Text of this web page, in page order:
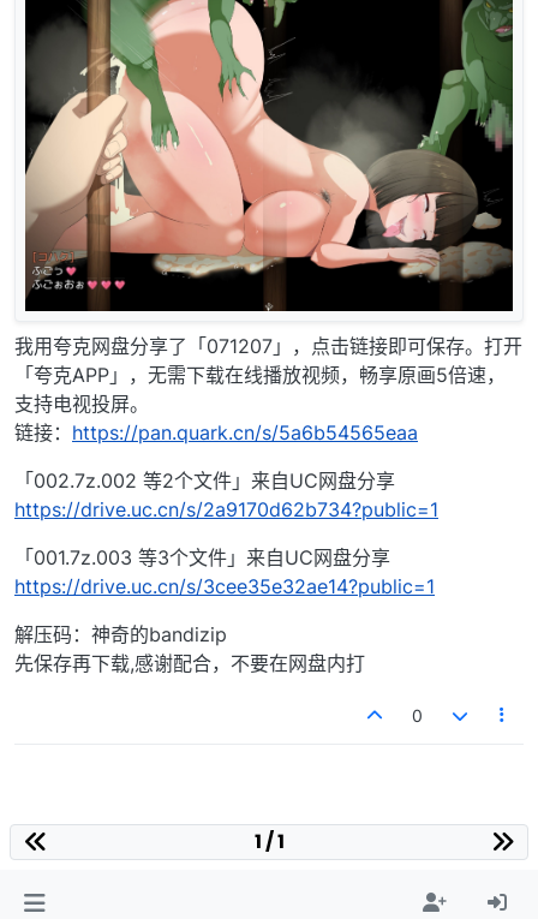
我用夸克网盘分享了「071207」，点击链接即可保存。打开
「夸克APP」，无需下载在线播放视频，畅享原画5倍速，
支持电视投屏。
链接： https://pan.quark.cn/s/5a6b54565eaa
「002.7z.002 等2个文件」来自UC网盘分享
https://drive.uc.cn/s/2a9170d62b734?public=1
「001.7z.003 等3个文件」来自UC网盘分享
https://drive.uc.cn/s/3cee35e32ae14?public=1
解压码：神奇的bandizip
先保存再下载,感谢配合，不要在网盘内打
0
1 / 1